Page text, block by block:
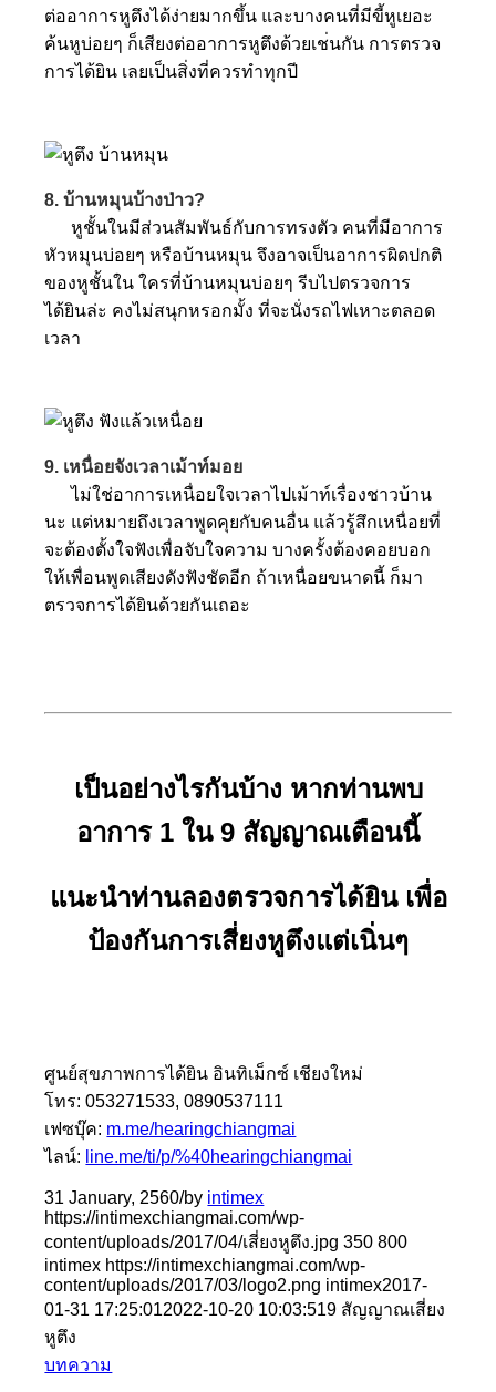
ต่ออาการหูตึงได้ง่ายมากขึ้น และบางคนที่มีขี้หูเยอะ
ค้นหูบ่อยๆ ก็เสียงต่ออาการหูตึงด้วยเช่นกัน การตรวจ
การได้ยิน เลยเป็นสิ่งที่ควรทำทุกปี
8. บ้านหมุนบ้างป่าว?
หูชั้นในมีส่วนสัมพันธ์กับการทรงตัว คนที่มีอาการ
หัวหมุนบ่อยๆ หรือบ้านหมุน จึงอาจเป็นอาการผิดปกติ
ของหูชั้นใน ใครที่บ้านหมุนบ่อยๆ รีบไปตรวจการ
ได้ยินล่ะ คงไม่สนุกหรอกมั้ง ที่จะนั่งรถไฟเหาะตลอด
เวลา
9. เหนื่อยจังเวลาเม้าท์มอย
ไม่ใช่อาการเหนื่อยใจเวลาไปเม้าท์เรื่องชาวบ้าน
นะ แต่หมายถึงเวลาพูดคุยกับคนอื่น แล้วรู้สึกเหนื่อยที่
จะต้องตั้งใจฟังเพื่อจับใจความ บางครั้งต้องคอยบอก
ให้เพื่อนพูดเสียงดังฟังชัดอีก ถ้าเหนื่อยขนาดนี้ ก็มา
ตรวจการได้ยินด้วยกันเถอะ
เป็นอย่างไรกันบ้าง หากท่านพบ
อาการ 1 ใน 9 สัญญาณเตือนนี้
แนะนำท่านลองตรวจการได้ยิน เพื่อ
ป้องกันการเสี่ยงหูตึงแต่เนิ่นๆ
ศูนย์สุขภาพการได้ยิน อินทิเม็กซ์ เชียงใหม่
โทร: 053271533, 0890537111
เฟซบุ๊ค: m.me/hearingchiangmai
ไลน์: line.me/ti/p/%40hearingchiangmai
31 January, 2560/by intimex
https://intimexchiangmai.com/wp-
content/uploads/2017/04/เสี่ยงหูตึง.jpg 350 800
intimex https://intimexchiangmai.com/wp-
content/uploads/2017/03/logo2.png intimex2017-
01-31 17:25:012022-10-20 10:03:519 สัญญาณเสี่ยง
หูตึง
บทความ